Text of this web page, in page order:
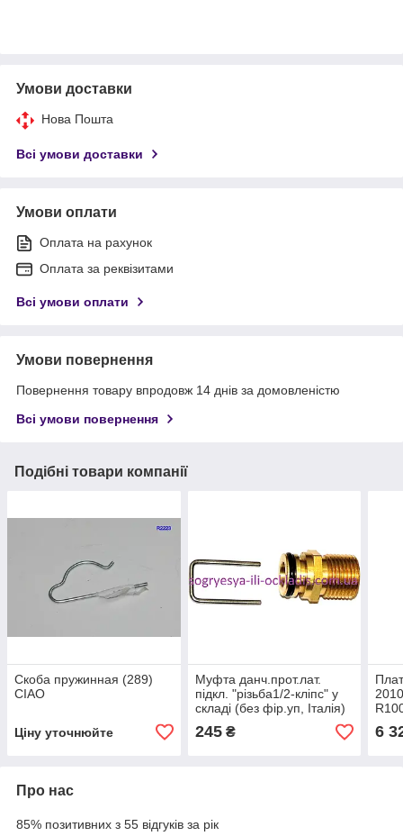
Умови доставки
Нова Пошта
Всі умови доставки
Умови оплати
Оплата на рахунок
Оплата за реквізитами
Всі умови оплати
Умови повернення
Повернення товару впродовж 14 днів за домовленістю
Всі умови повернення
Подібні товари компанії
Скоба пружинная (289)
CIAO
Ціну уточнюйте
Муфта данч.прот.лат.
підкл. "різьба1/2-кліпс" у
складі (без фір.уп, Італія)
Beretta Ciao N, арт.R2217,
к.з.1848
245₴ 6
Про нас
85% позитивних з 55 відгуків за рік